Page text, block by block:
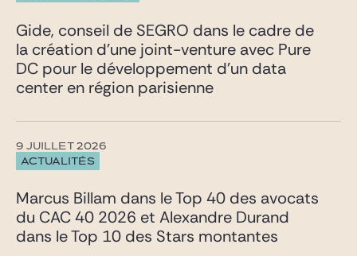
Gide, conseil de SEGRO dans le cadre de
la création d’une joint-venture avec Pure
DC pour le développement d’un data
center en région parisienne
ACTUALITÉS
9 JUILLET 2026
Marcus Billam dans le Top 40 des avocats
du CAC 40 2026 et Alexandre Durand
dans le Top 10 des Stars montantes